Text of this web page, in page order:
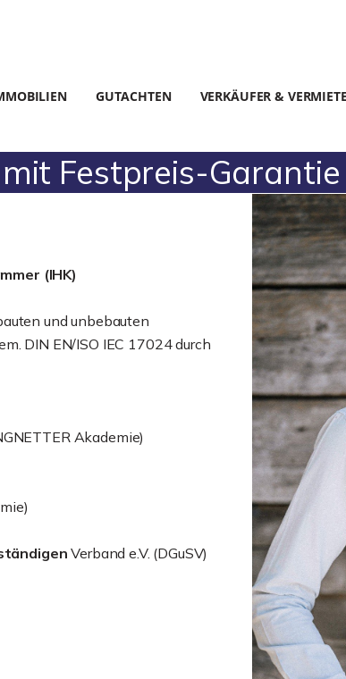
GUTACHTEN VERKÄUFER &
mit Festpreis-
(IHK)
und unbebauten
DIN EN/ISO IEC 17024 durch
Akademie)
Verband e.V. (DGuSV)